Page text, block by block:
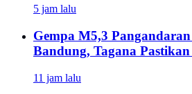
5 jam lalu
Gempa M5,3
Bandung, Tagana
11 jam lalu